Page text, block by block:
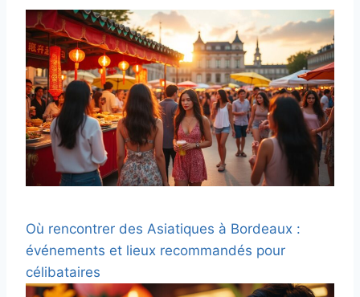
Où rencontrer des Asiatiques à Bordeaux :
événements et lieux recommandés pour
célibataires